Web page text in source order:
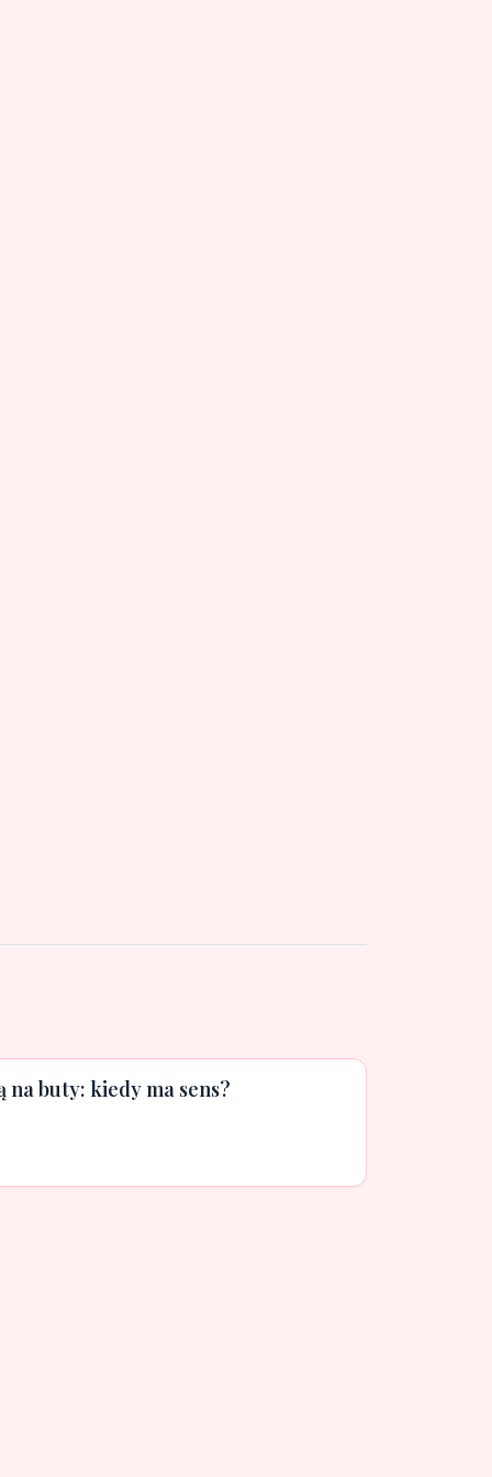
na buty: kiedy ma sens?